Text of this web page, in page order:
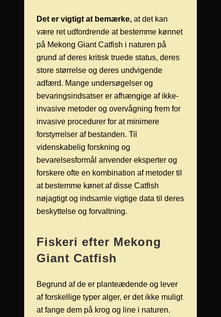
Det er vigtigt at bemærke, at det kan
være ret udfordrende at bestemme kønnet
på Mekong Giant Catfish i naturen på
grund af deres kritisk truede status, deres
store størrelse og deres undvigende
adfærd. Mange undersøgelser og
bevaringsindsatser er afhængige af ikke-
invasive metoder og overvågning frem for
invasive procedurer for at minimere
forstyrrelser af bestanden. Til
videnskabelig forskning og
bevarelsesformål anvender eksperter og
forskere ofte en kombination af metoder til
at bestemme kønet af disse Catfish
nøjagtigt og indsamle vigtige data til deres
beskyttelse og forvaltning.
Fiskeri efter Mekong
Giant Catfish
Begrund af de er planteædende og lever
af forskellige typer alger, er det ikke muligt
at fange dem på krog og line i naturen.